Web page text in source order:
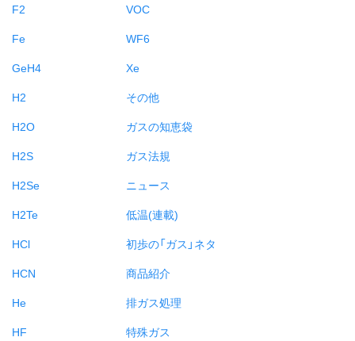
F2
Fe
GeH4
H2
H2O
H2S
H2Se
H2Te
HCl
HCN
He
HF
VOC
WF6
Xe
その他
ガスの知恵袋
ガス法規
ニュース
低温(連載)
初歩の「ガス」ネタ
商品紹介
排ガス処理
特殊ガス